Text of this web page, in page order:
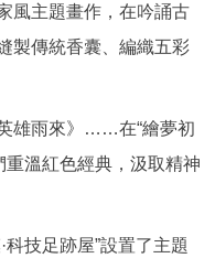
詢 我要建議
風主題畫作，在吟誦古
製傳統香囊、編織五彩
雄雨來》……在“繪夢初
重溫紅色經典，汲取精神
技足跡屋”設置了主題